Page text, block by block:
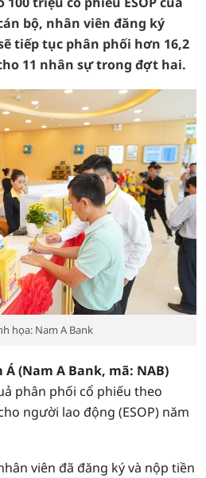
bộ, nhân viên đăng ký
tiếp tục phân phối hơn 16,2
11 nhân sự trong đợt hai.
họa: Nam A Bank
Á (Nam A Bank, mã: NAB)
phân phối cổ phiếu theo
người lao động (ESOP) năm
viên đã đăng ký và nộp tiền